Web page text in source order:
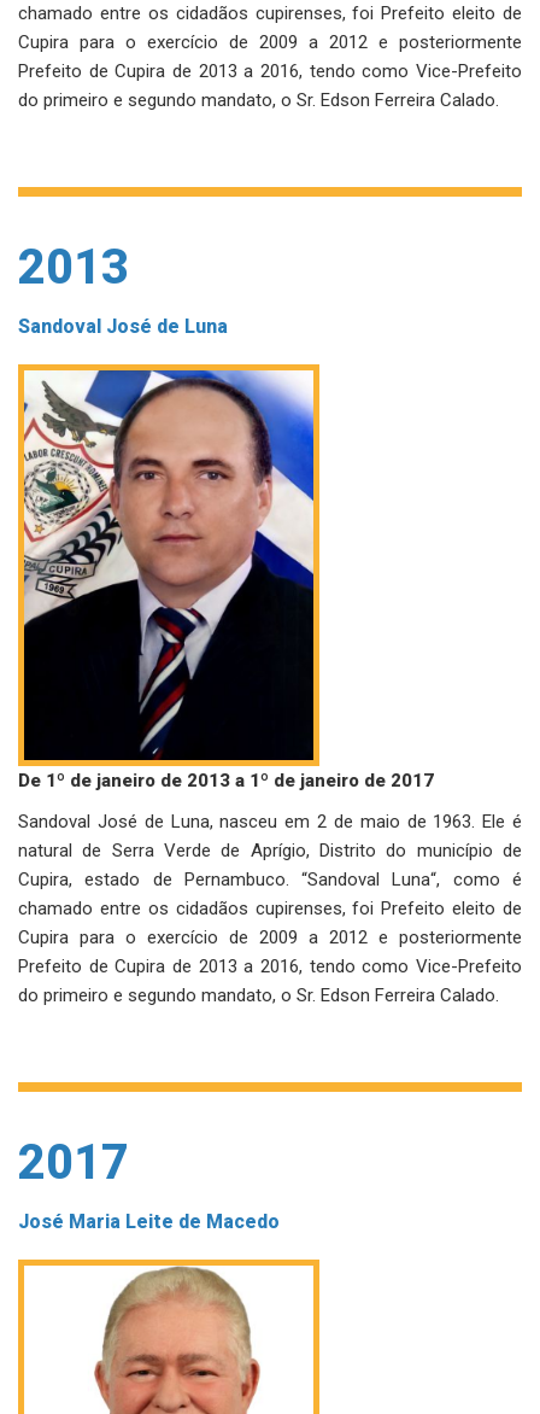
chamado entre os cidadãos cupirenses, foi Prefeito eleito de
Cupira para o exercício de 2009 a 2012 e posteriormente
Prefeito de Cupira de 2013 a 2016, tendo como Vice-Prefeito
do primeiro e segundo mandato, o Sr. Edson Ferreira Calado.
2013
Sandoval José de Luna
De 1º de janeiro de 2013 a 1º de janeiro de 2017
Sandoval José de Luna, nasceu em 2 de maio de 1963. Ele é
natural de Serra Verde de Aprígio, Distrito do município de
Cupira, estado de Pernambuco. “Sandoval Luna“, como é
chamado entre os cidadãos cupirenses, foi Prefeito eleito de
Cupira para o exercício de 2009 a 2012 e posteriormente
Prefeito de Cupira de 2013 a 2016, tendo como Vice-Prefeito
do primeiro e segundo mandato, o Sr. Edson Ferreira Calado.
2017
José Maria Leite de Macedo